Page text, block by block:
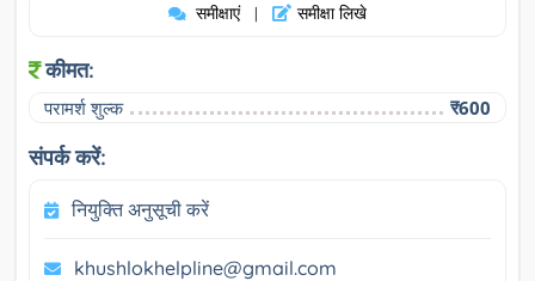
समीक्षाएं | समीक्षा लिखे
कीमत:
परामर्श शुल्क ₹600
संपर्क करें:
नियुक्ति अनुसूची करें
khushlokhelpline@gmail.com